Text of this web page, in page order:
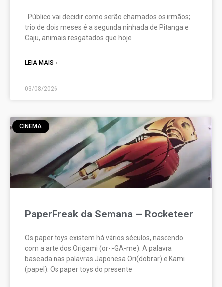
Público vai decidir como serão chamados os irmãos;
trio de dois meses é a segunda ninhada de Pitanga e
Caju, animais resgatados que hoje
LEIA MAIS »
03/08/2026
CINEMA
PaperFreak da Semana – Rocketeer
Os paper toys existem há vários séculos, nascendo
com a arte dos Origami (or-i-GA-me). A palavra
baseada nas palavras Japonesa Ori(dobrar) e Kami
(papel). Os paper toys do presente